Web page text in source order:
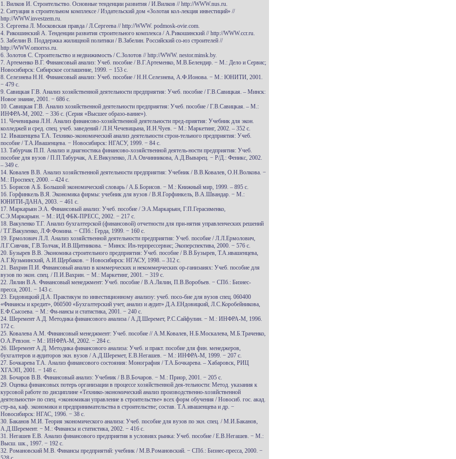
1. Вилков И. Строительство. Основные тенденции развития / И.Вилков // http://WWW.nus.ru.
2. Ситуация в строительном комплексе / Издательский дом «Золотая кол-лекция инвестиций» //
http://WWW.investzem.ru.
3. Сергеева Л. Московская правда / Л.Сергеева // http://WWW. podmosk-ovie.com.
4. Рикошинский А. Тенденции развития строительного комплекса / А.Рикошинский // http://WWW.ccr.ru.
5. Забелин В. Поддержка жилищной политики / В.Забелин. Российский со-юз строителей //
http://WWW.omorrss.ru.
6. Золотов С. Строительство и недвижимость / С.Золотов // http://WWW. nestor.minsk.by.
7. Артеменко В.Г. Финансовый анализ: Учеб. пособие / В.Г.Артеменко, М.В.Белендир. − М.: Дело и Сервис;
Новосибирск: Сибирское соглашение, 1999. − 153 с.
8. Селезнева Н.Н. Финансовый анализ: Учеб. пособие / Н.Н.Селезнева, А.Ф.Ионова. − М.: ЮНИТИ, 2001.
− 479 с.
9. Савицкая Г.В. Анализ хозяйственной деятельности предприятия: Учеб. пособие / Г.В.Савицкая. – Минск:
Новое знание, 2001. − 686 с.
10. Савицкая Г.В. Анализ хозяйственной деятельности предприятия: Учеб. пособие / Г.В.Савицкая. – М.:
ИНФРА-М, 2002. − 336 с. (Серия «Высшее образо-вание»).
11. Чечевицына Л.Н. Анализ финансово-хозяйственной деятельности пред-приятия: Учебник для экон.
колледжей и сред. спец. учеб. заведений / Л.Н.Чечевицына, И.Н.Чуев. − М.: Маркетинг, 2002. – 352 с.
12. Ивашенцева Т.А. Технико-экономический анализ деятельности строи-тельного предприятия: Учеб.
пособие / Т.А.Ивашенцева. − Новосибирск: НГАСУ, 1999. − 84 с.
13. Табурчак П.П. Анализ и диагностика финансово-хозяйственной деятель-ности предприятия: Учеб.
пособие для вузов / П.П.Табурчак, А.Е.Викуленко, Л.А.Овчинникова, А.Д.Выварец. − Р/Д.: Феникс, 2002.
– 349 с.
14. Ковалев В.В. Анализ хозяйственной деятельности предприятия: Учебник / В.В.Ковалев, О.Н.Волкова. −
М.: Проспект, 2000. – 424 с.
15. Борисов А.Б. Большой экономический словарь / А.Б.Борисов. − М.: Книжный мир, 1999. – 895 с.
16. Горфинкель В.Я. Экономика фирмы: учебник для вузов / В.Я.Горфинкель, В.А.Швандар. − М.:
ЮНИТИ-ДАНА, 2003. − 461 с.
17. Маркарьян Э.А. Финансовый анализ: Учеб. пособие / Э.А.Маркарьян, Г.П.Герасименко,
С.Э.Маркарьян. − М.: ИД ФБК-ПРЕСС, 2002. − 217 с.
18. Вакуленко Т.Г. Анализ бухгалтерской (финансовой) отчетности для при-нятия управленческих решений
/ Т.Г.Вакуленко, Л.Ф.Фомина. − СПб.: Герда, 1999. − 160 с.
19. Ермолович Л.Л. Анализ хозяйственной деятельности предприятия: Учеб. пособие / Л.Л.Ермолович,
Л.Г.Сивчик, Г.В.Толчак, И.В.Щитникова. − Минск: Ин-терпрессервис; Экоперспектива, 2000. − 576 с.
20. Бузырев В.В. Экономика строительного предприятия: Учеб. пособие / В.В.Бузырев, Т.А.ивашенцева,
А.Г.Кузьминский, А.И.Щербаков. − Новосибирск: НГАСУ, 1998. – 312 с.
21. Вахрин П.И. Финансовый анализ в коммерческих и некоммерческих ор-ганизаиях: Учеб. пособие для
вузов по экон. спец. / П.И.Вахрин. − М.: Маркетинг, 2001. − 319 с.
22. Лялин В.А. Финансовый менеджмент: Учеб. пособие / В.А.Лялин, П.В.Воробъев. − СПб.: Бизнес-
пресса, 2001. − 143 с.
23. Ендовицкий Д.А. Практикум по инвестиционному анализу: учеб. посо-бие для вузов спец. 060400
«Финансы и кредит», 060500 «Бухгалтерский учет, анализ и аудит» Д.А.ЕНдовицкий, Л.С.Коробейникова,
Е.Ф.Сысоева. − М.: Фи-нансы и статистика, 2001. − 240 с.
24. Шеремент А.Д. Методика финансового анализа / А.Д.Шеремет, Р.С.Сайфулин. − М.: ИНФРА-М, 1996.
172 с.
25. Ковалева А.М. Финансовый менеджмент: Учеб. пособие // А.М.Ковалев, Н.Б.Москалева, М.Б.Траченко,
О.А.Ревзон. − М.: ИНФРА-М, 2002. − 284 с.
26. Шеремент А.Д. Методика финансового анализа: Учеб. и практ. пособие для фин. менеджеров,
бухгалтеров и аудиторов экн. вузов / А.Д.Шеремет, Е.В.Негашев. − М.: ИНФРА-М, 1999. − 207 с.
27. Бочкарева Т.А. Анализ финансового состояния: Монография / Т.А.Бочкарева. – Хабаровск, РИЦ
ХГАЭП, 2001. − 148 с.
28. Бочаров В.В. Финансовый анализ: Учебник / В.В.Бочаров. − М.: Приор, 2001. − 205 с.
29. Оценка финансовых потерь организации в процессе хозяйственной дея-тельности: Метод. указания к
курсовой работе по дисциплине «Технико-экономический анализ производственно-хозяйственной
деятельности» по спец. «экономикаи управление в строительстве» всех форм обучения / Новосиб. гос. акад.
стр-ва, каф. экономики и предпринимательства в строительстве; состав. Т.А.ивашенцева и др. −
Новосибирск: НГАС, 1996. − 38 с.
30. Баканов М.И. Теория экономического анализа: Учеб. пособие для вузов по экн. спец. / М.И.Баканов,
А.Д.Шеремент. − М.: Финансы и статистика, 2002. − 416 с.
31. Негашев Е.В. Анализ финансового предприятия в условиях рынка: Учеб. пособие / Е.В.Негашев. − М.:
Высш. шк., 1997. − 192 с.
32. Романовский М.В. Финансы предприятий: учебник / М.В.Романовский. − СПб.: Бизнес-пресса, 2000. −